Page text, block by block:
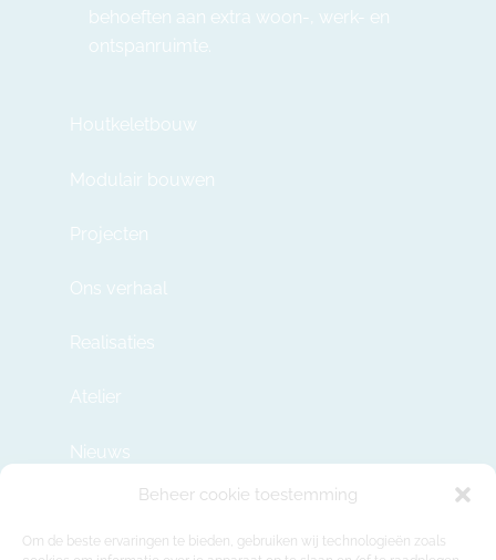
Beheer cookie toestemming
Om de beste ervaringen te bieden, gebruiken wij technologieën zoals
behoeften aan extra woon-, werk- en
ontspanruimte.
Houtkeletbouw
Modulair bouwen
Projecten
Ons verhaal
Realisaties
Atelier
Nieuws